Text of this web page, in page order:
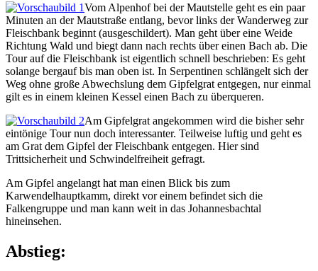
Vom Alpenhof bei der Mautstelle geht es ein paar
Minuten an der Mautstraße entlang, bevor links der Wanderweg zur
Fleischbank beginnt (ausgeschildert). Man geht über eine Weide
Richtung Wald und biegt dann nach rechts über einen Bach ab. Die
Tour auf die Fleischbank ist eigentlich schnell beschrieben: Es geht
solange bergauf bis man oben ist. In Serpentinen schlängelt sich der
Weg ohne große Abwechslung dem Gipfelgrat entgegen, nur einmal
gilt es in einem kleinen Kessel einen Bach zu überqueren.
Am Gipfelgrat angekommen wird die bisher sehr
eintönige Tour nun doch interessanter. Teilweise luftig und geht es
am Grat dem Gipfel der Fleischbank entgegen. Hier sind
Trittsicherheit und Schwindelfreiheit gefragt.
Am Gipfel angelangt hat man einen Blick bis zum
Karwendelhauptkamm, direkt vor einem befindet sich die
Falkengruppe und man kann weit in das Johannesbachtal
hineinsehen.
Abstieg: